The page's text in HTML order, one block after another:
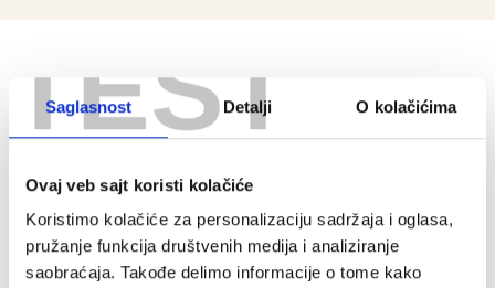
TEST
Saglasnost Detalji O kolačićima
Ovaj veb sajt koristi kolačiće
Koristimo kolačiće za personalizaciju sadržaja i oglasa,
pružanje funkcija društvenih medija i analiziranje
saobraćaja. Takođe delimo informacije o tome kako
ПОВЕЌЕ ЗА ПРОИЗВОДОТ